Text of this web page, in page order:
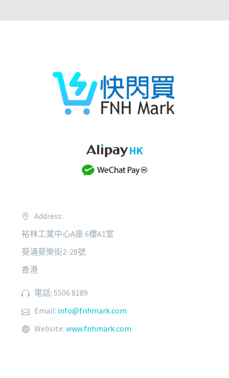
Address:
裕林工業中心A座 6樓A1室
葵涌葵樂街2-28號
香港
電話: 5506 8189
Email: info@fnhmark.com
Website: www.fnhmark.com